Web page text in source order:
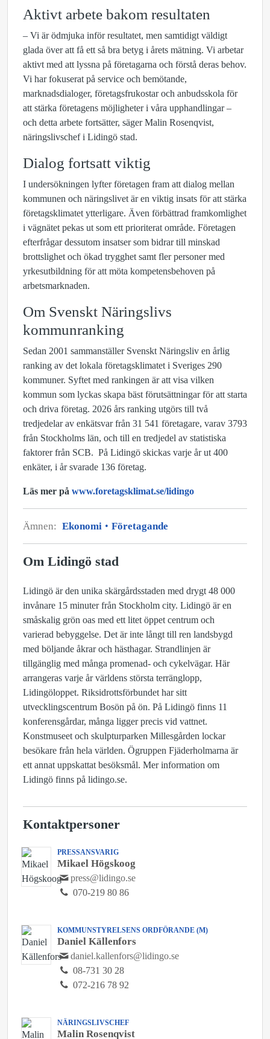
Aktivt arbete bakom resultaten
– Vi är ödmjuka inför resultatet, men samtidigt väldigt
glada över att få ett så bra betyg i årets mätning. Vi arbetar
aktivt med att lyssna på företagarna och förstå deras behov.
Vi har fokuserat på service och bemötande,
marknadsdialoger, företagsfrukostar och anbudsskola för
att stärka företagens möjligheter i våra upphandlingar –
och detta arbete fortsätter, säger Malin Rosenqvist,
näringslivschef i Lidingö stad.
Dialog fortsatt viktig
I undersökningen lyfter företagen fram att dialog mellan
kommunen och näringslivet är en viktig insats för att stärka
företagsklimatet ytterligare. Även förbättrad framkomlighet
i vägnätet pekas ut som ett prioriterat område. Företagen
efterfrågar dessutom insatser som bidrar till minskad
brottslighet och ökad trygghet samt fler personer med
yrkesutbildning för att möta kompetensbehoven på
arbetsmarknaden.
Om Svenskt Näringslivs
kommunranking
Sedan 2001 sammanställer Svenskt Näringsliv en årlig
ranking av det lokala företagsklimatet i Sveriges 290
kommuner. Syftet med rankingen är att visa vilken
kommun som lyckas skapa bäst förutsättningar för att starta
och driva företag. 2026 års ranking utgörs till två
tredjedelar av enkätsvar från 31 541 företagare, varav 3793
från Stockholms län, och till en tredjedel av statistiska
faktorer från SCB. På Lidingö skickas varje år ut 400
enkäter, i år svarade 136 företag.
Läs mer på www.foretagsklimat.se/lidingo
Ämnen: Ekonomi Företagande
Om Lidingö stad
Lidingö är den unika skärgårdsstaden med drygt 48 000
invånare 15 minuter från Stockholm city. Lidingö är en
småskalig grön oas med ett litet öppet centrum och
varierad bebyggelse. Det är inte långt till ren landsbygd
med böljande åkrar och hästhagar. Strandlinjen är
tillgänglig med många promenad- och cykelvägar. Här
arrangeras varje år världens största terränglopp,
Lidingöloppet. Riksidrottsförbundet har sitt
utvecklingscentrum Bosön på ön. På Lidingö finns 11
konferensgårdar, många ligger precis vid vattnet.
Konstmuseet och skulpturparken Millesgården lockar
besökare från hela världen. Ögruppen Fjäderholmarna är
ett annat uppskattat besöksmål. Mer information om
Lidingö finns på lidingo.se.
Kontaktpersoner
PRESSANSVARIG
Mikael Högskoog
press@lidingo.se
070-219 80 86
KOMMUNSTYRELSENS ORDFÖRANDE (M)
Daniel Källenfors
daniel.kallenfors@lidingo.se
08-731 30 28
072-216 78 92
NÄRINGSLIVSCHEF
Malin Rosenqvist